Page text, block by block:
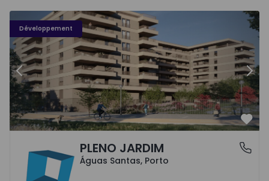
Développement
PLENO JARDIM - 3
Précédent
Águas Santas, PortoPLENO JARDIM
Águas Santas, Porto